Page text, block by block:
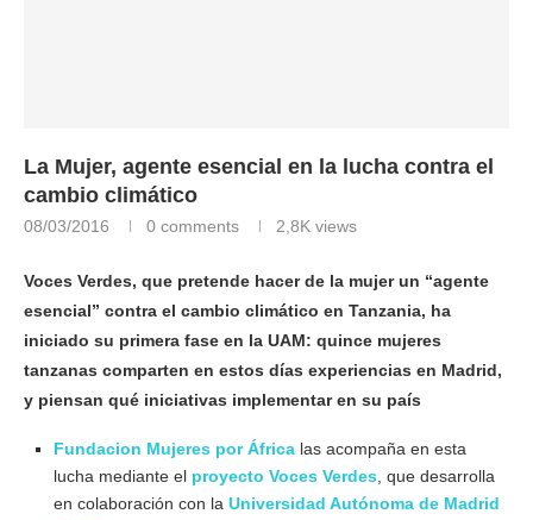
La Mujer, agente esencial en la lucha contra el
cambio climático
08/03/2016 0 comments 2,8K views
Voces Verdes, que pretende hacer de la mujer un “agente
esencial” contra el cambio climático en Tanzania, ha
iniciado su primera fase en la UAM: quince mujeres
tanzanas comparten en estos días experiencias en Madrid,
y piensan qué iniciativas implementar en su país
Fundacion Mujeres por África las acompaña en esta
lucha mediante el proyecto Voces Verdes , que desarrolla
en colaboración con la Universidad Autónoma de Madrid